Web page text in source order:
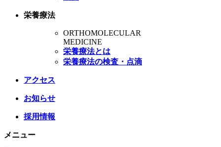
栄養療法
ORTHOMOLECULAR
MEDICINE
栄養療法とは
栄養療法の検査・点滴
アクセス
お知らせ
採用情報
メニュー